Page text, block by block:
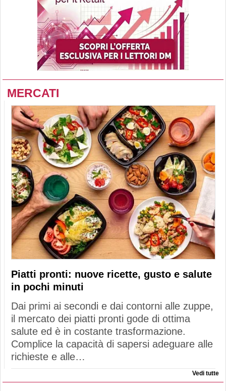
MERCATI
Piatti pronti: nuove ricette, gusto e salute
in pochi minuti
Dai primi ai secondi e dai contorni alle zuppe,
il mercato dei piatti pronti gode di ottima
salute ed è in costante trasformazione.
Complice la capacità di sapersi adeguare alle
richieste e alle…
Vedi tutte